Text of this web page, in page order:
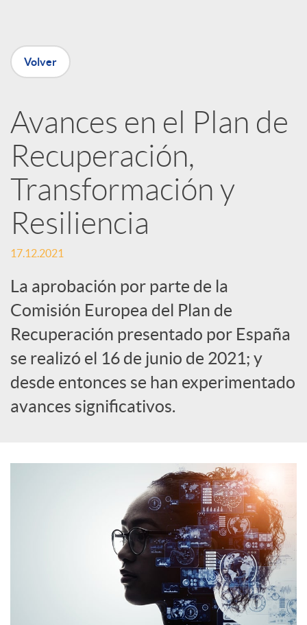
n
R
e
d
e
s
S
o
i
Volver
Avances en el Plan de
Recuperación,
Transformación y
Resiliencia
17.12.2021
La aprobación por parte de la
Comisión Europea del Plan de
Recuperación presentado por España
se realizó el 16 de junio de 2021; y
desde entonces se han experimentado
avances significativos.